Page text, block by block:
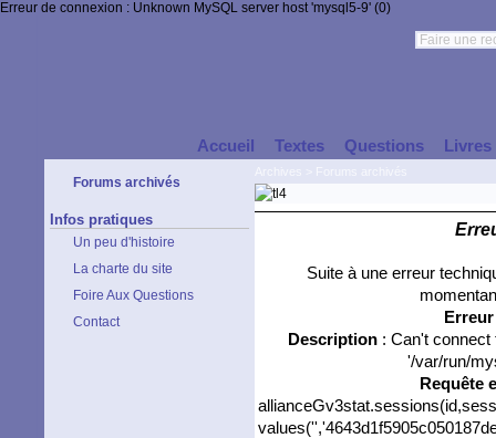
Erreur de connexion : Unknown MySQL server host 'mysql5-9' (0)
Accueil Textes Questions Livres
Forums archivés
Infos pratiques
Un peu d'histoire
La charte du site
Foire Aux Questions
Contact
Suite à une erreur
Description: Can't connect
'/var/run/
Requête